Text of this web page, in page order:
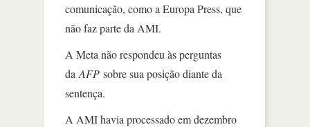
comunicação, como a Europa Press, que
não faz parte da AMI.
A Meta não respondeu às perguntas
da AFP sobre sua posição diante da
sentença.
A AMI havia processado em dezembro